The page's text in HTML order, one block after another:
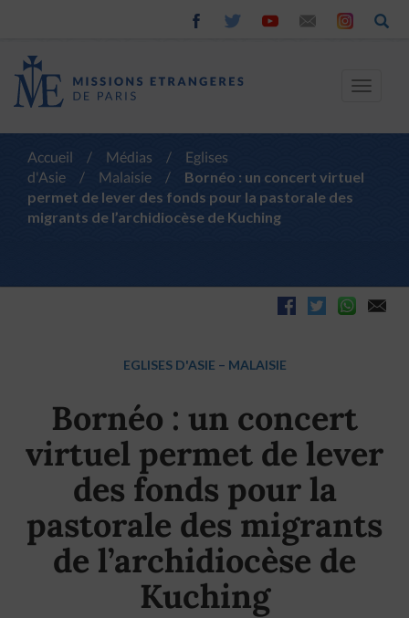
Toggle
Accueil / Médias /
Eglises
d'Asie
/ Malaisie /
Bornéo : un concert virtuel
permet de lever des fonds pour la pastorale des
migrants de l’archidiocèse de Kuching
EGLISES D'ASIE – MALAISIE
Bornéo : un concert
virtuel permet de lever
des fonds pour la
pastorale des migrants
de l’archidiocèse de
Kuching